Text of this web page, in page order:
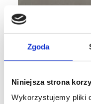
Zgoda
Niniejsza strona
Wykorzystujemy pliki